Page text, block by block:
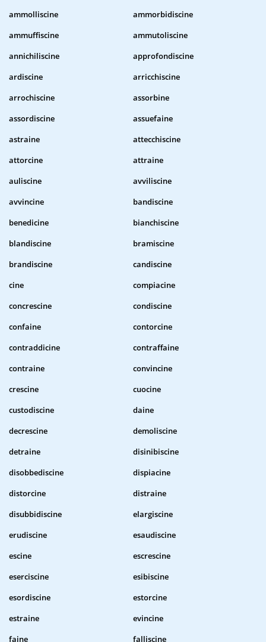
ammolliscine
ammorbidiscine
ammuffiscine
ammutoliscine
annichiliscine
approfondiscine
ardiscine
arricchiscine
arrochiscine
assorbine
assordiscine
assuefaine
astraine
attecchiscine
attorcine
attraine
auliscine
avviliscine
avvincine
bandiscine
benedicine
bianchiscine
blandiscine
bramiscine
brandiscine
candiscine
cine
compiacine
concrescine
condiscine
confaine
contorcine
contraddicine
contraffaine
contraine
convincine
crescine
cuocine
custodiscine
daine
decrescine
demoliscine
detraine
disinibiscine
disobbediscine
dispiacine
distorcine
distraine
disubbidiscine
elargiscine
erudiscine
esaudiscine
escine
escrescine
eserciscine
esibiscine
esordiscine
estorcine
estraine
evincine
faine
falliscine